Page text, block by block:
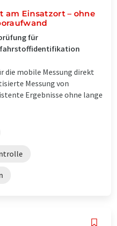
am Einsatzort – ohne
für
die mobile Messung direkt
Messung von
Ergebnisse ohne lange